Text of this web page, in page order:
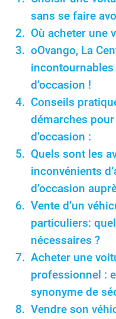
sans se faire
Où acheter une
oOvango, La
d’occasion !
Conseils
démarches
d’occasion :
Quels sont les
inconvénients
d’occasion
Vente d’un
particuliers:
nécessaires ?
Acheter une
professionnel :
synonyme de
Vendre son